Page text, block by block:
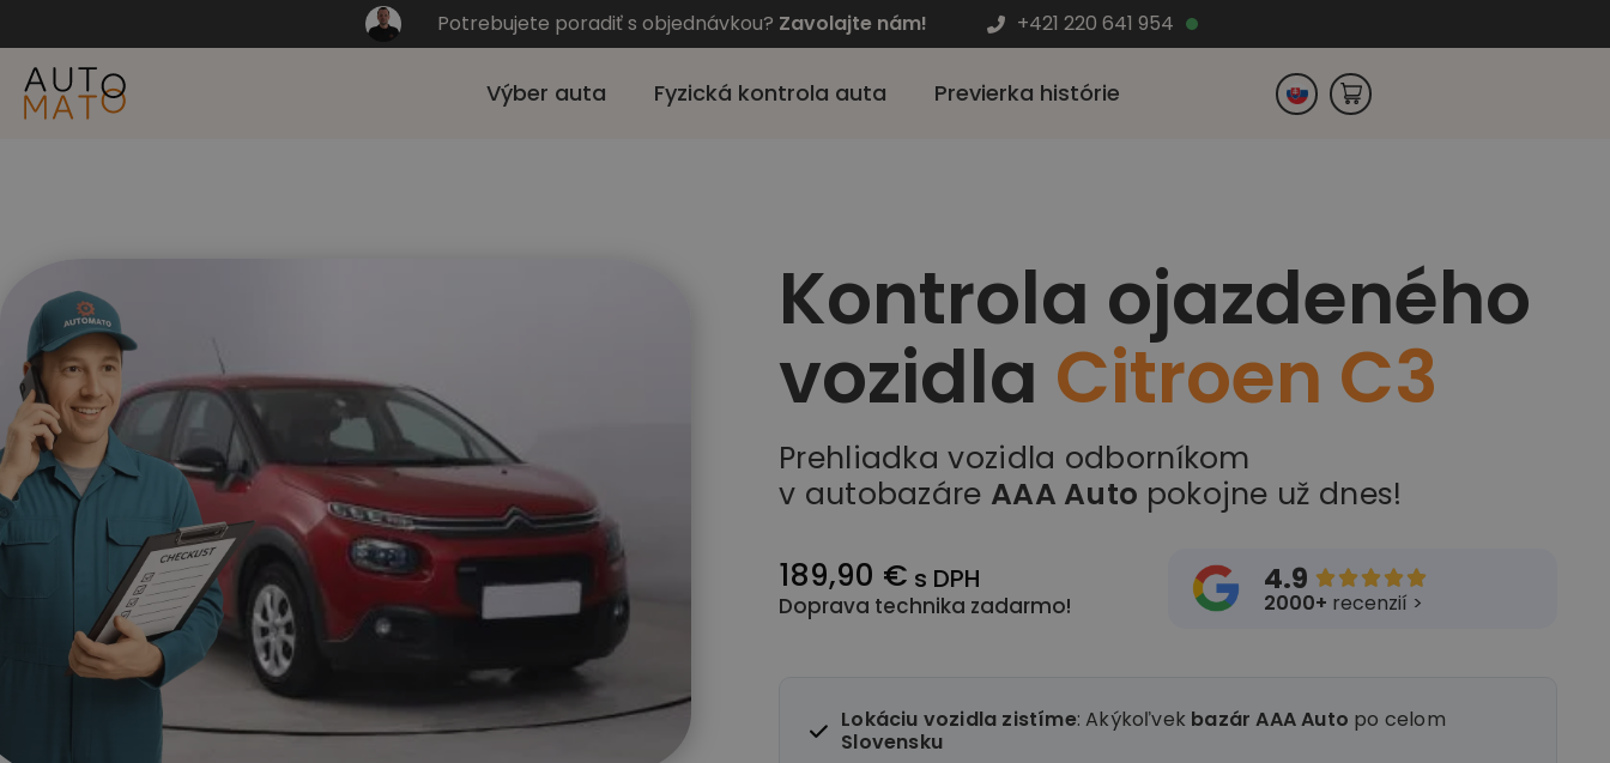
Potrebujete poradiť s objednávkou? Zavolajte nám! +421 220 641 954
Výber auta Fyzická kontrola auta Previerka histórie
Nemecko
Kontrola ojazdeného
vozidla Citroen C3
Prehliadka vozidla odborníkom
v autobazáre AAA Auto pokojne už dnes!
189,90 € s DPH
Doprava technika zadarmo!
4.9 
2000+ recenzií >
Lokáciu vozidla zistíme: Akýkoľvek bazár AAA Auto po celom
Slovensku